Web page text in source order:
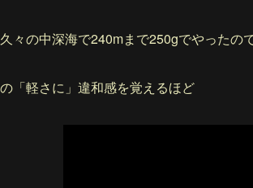
々の中深海で240mまで250gでやったの
「軽さに」違和感を覚えるほど